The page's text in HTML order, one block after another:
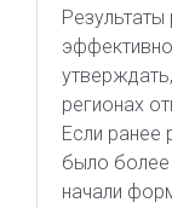
Результаты
регионах
Если ранее
было
начали